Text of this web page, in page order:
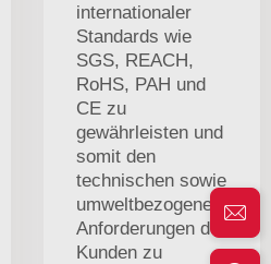
internationaler
Standards wie
SGS, REACH,
RoHS, PAH und
CE zu
gewährleisten und
somit den
technischen sowie
umweltbezogenen
Anforderungen der
Kunden zu